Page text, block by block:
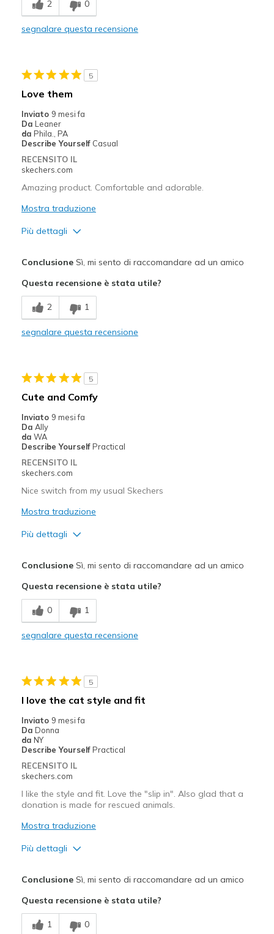
Stylish
Going Out
Width
Sizing
View On Shoes
Shoes are for Wearing
2 0
segnalare questa recensione
5
Love them
Inviato 9 mesi fa
Da Leaner
da Phila., PA
Describe Yourself Casual
RECENSITO IL
skechers.com
Amazing product. Comfortable and adorable.
Mostra traduzione
Più dettagli
Comfortable
Durable
Casual Wear
Travel
Width
Sizing
View On Shoes
I'm Into Shoes
ConclusioneSì, mi sento di raccomandare ad un amico
Questa recensione è stata utile?
2 1
segnalare questa recensione
5
Cute and Comfy
Inviato 9 mesi fa
Da Ally
da WA
Describe Yourself Practical
RECENSITO IL
skechers.com
Nice switch from my usual Skechers
Mostra traduzione
Più dettagli
Breathe Well
Comfortable
Feels true to size
View On Shoes
ConclusioneSì, mi sento di raccomandare ad un amico
Questa recensione è stata utile?
0 1
segnalare questa recensione
5
I love the cat style and fit
Inviato 9 mesi fa
Da Donna
da NY
Describe Yourself Practical
RECENSITO IL
skechers.com
I like the style and fit. Love the "slip in". Also glad that a
donation is made for rescued animals.
Mostra traduzione
Più dettagli
Breathe Well
ConclusioneSì, mi sento di raccomandare ad un amico
Questa recensione è stata utile?
1 0